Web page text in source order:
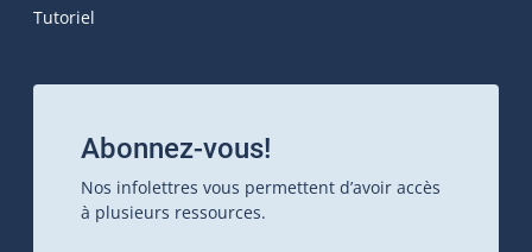
Tutoriel
Abonnez-vous!
Nos infolettres vous permettent d’avoir accès
à plusieurs ressources.